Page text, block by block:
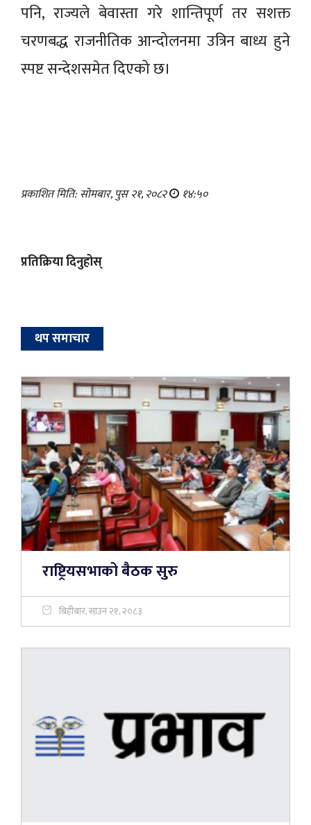
पनि, राज्यले बेवास्ता गरे शान्तिपूर्ण तर सशक्त
चरणबद्ध राजनीतिक आन्दोलनमा उत्रिन बाध्य हुने
स्पष्ट सन्देशसमेत दिएको छ।
प्रकाशित मिति: सोमबार, पुस २१, २०८२ १४:५०
प्रतिक्रिया दिनुहोस्
थप समाचार
राष्ट्रियसभाको बैठक सुरु
बिहीबार, साउन २१, २०८३